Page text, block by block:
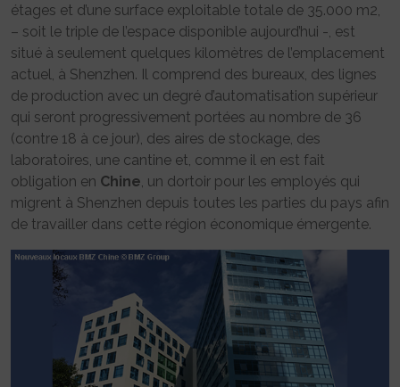
étages et d’une surface exploitable totale de 35.000 m2,
– soit le triple de l’espace disponible aujourd’hui -, est
situé à seulement quelques kilomètres de l’emplacement
actuel, à Shenzhen. Il comprend des bureaux, des lignes
de production avec un degré d’automatisation supérieur
qui seront progressivement portées au nombre de 36
(contre 18 à ce jour), des aires de stockage, des
laboratoires, une cantine et, comme il en est fait
obligation en Chine, un dortoir pour les employés qui
migrent à Shenzhen depuis toutes les parties du pays afin
de travailler dans cette région économique émergente.